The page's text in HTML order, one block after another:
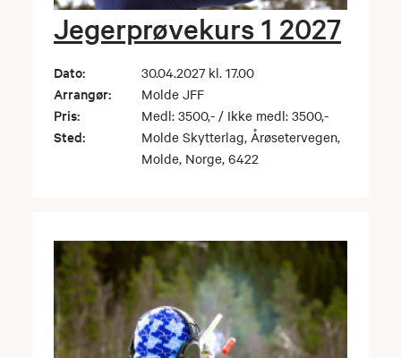
Jegerprøvekurs 1 2027
Dato: 30.04.2027 kl. 17.00
Arrangør: Molde JFF
Pris: Medl: 3500,- / Ikke medl: 3500,-
Sted:
Molde Skytterlag, Årøsetervegen,
Molde, Norge, 6422